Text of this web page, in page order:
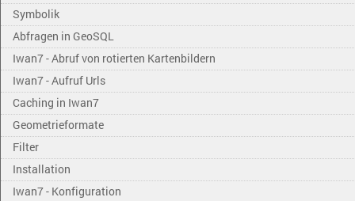
Symbolik
Abfragen in GeoSQL
Iwan7 - Abruf von rotierten Kartenbildern
Iwan7 - Aufruf Urls
Caching in Iwan7
Geometrieformate
Filter
Installation
Iwan7 - Konfiguration